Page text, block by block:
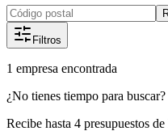
Filtros
1 empresa encontrada
¿No tienes tiempo para buscar?
Recibe hasta 4 presupuestos